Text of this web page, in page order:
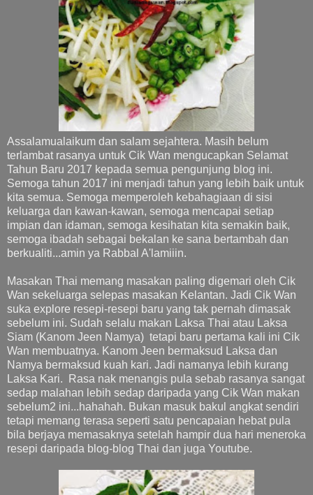
Assalamualaikum dan salam sejahtera. Masih belum
terlambat rasanya untuk Cik Wan mengucapkan Selamat
Tahun Baru 2017 kepada semua pengunjung blog ini.
Semoga tahun 2017 ini menjadi tahun yang lebih baik untuk
kita semua. Semoga memperoleh kebahagiaan di sisi
keluarga dan kawan-kawan, semoga mencapai setiap
impian dan idaman, semoga kesihatan kita semakin baik,
semoga ibadah sebagai bekalan ke sana bertambah dan
berkualiti...amin ya Rabbal A'lamiiin.
Masakan Thai memang masakan paling digemari oleh Cik
Wan sekeluarga selepas masakan Kelantan. Jadi Cik Wan
suka explore resepi-resepi baru yang tak pernah dimasak
sebelum ini. Sudah selalu makan Laksa Thai atau Laksa
Siam (Kanom Jeen Namya) tetapi baru pertama kali ini Cik
Wan membuatnya. Kanom Jeen bermaksud Laksa dan
Namya bermaksud kuah kari. Jadi namanya lebih kurang
Laksa Kari. Rasa nak menangis pula sebab rasanya sangat
sedap malahan lebih sedap daripada yang Cik Wan makan
sebelum2 ini...hahahah. Bukan masuk bakul angkat sendiri
tetapi memang terasa seperti satu pencapaian hebat pula
bila berjaya memasaknya setelah hampir dua hari meneroka
resepi daripada blog-blog Thai dan juga Youtube.